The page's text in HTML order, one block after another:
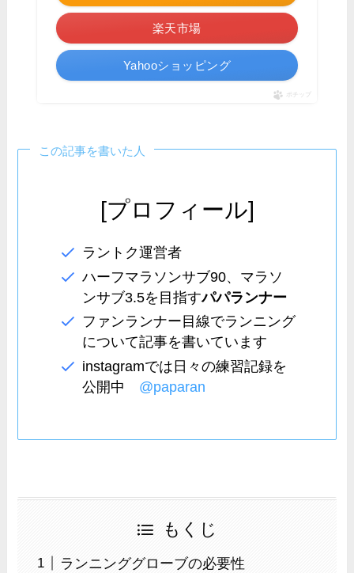
楽天市場
Yahooショッピング
ポチップ
この記事を書いた人
[プロフィール]
ラントク運営者
ハーフマラソンサブ90、マラソ
ンサブ3.5を目指すパパランナー
ファンランナー目線でランニング
について記事を書いています
instagramでは日々の練習記録を
公開中 @paparan
もくじ
ランニンググローブの必要性